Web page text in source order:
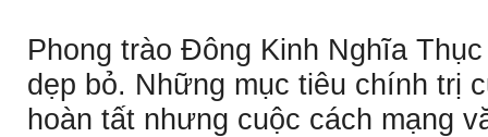
Phong trào Ðông Kinh Nghĩa
dẹp bỏ. Những mục tiêu chính trị
hoàn tất nhưng cuộc cách mạng